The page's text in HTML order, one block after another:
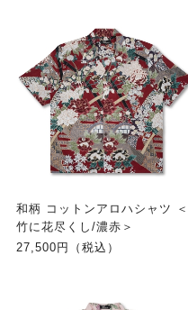
和柄 コットンアロハシャツ ＜
竹に花尽くし/濃赤＞
27,500円（税込）